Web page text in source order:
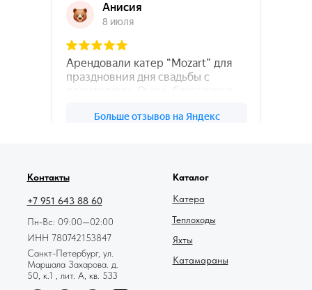
Контакты
+7 951 643 88 60
Пн-Вс: 09:00—02:00
ИНН 780742153847
Санкт-Петербург, ул.
Маршала Захарова. д.
50, к.1 , лит. А, кв. 533
Каталог
Катамараны
Яхты
Теплоходы
Катера